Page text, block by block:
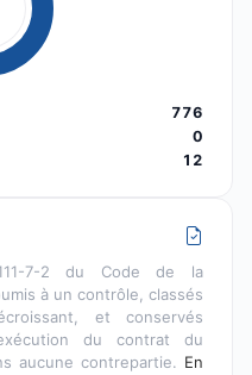
776
0
12
7-2 du Code de la
à un contrôle, classés
et conservés
du contrat du
aucune contrepartie. En